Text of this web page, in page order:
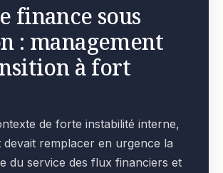
finance sous
: management
à fort
de forte instabilité interne,
remplacer en urgence la
du service des flux financiers et